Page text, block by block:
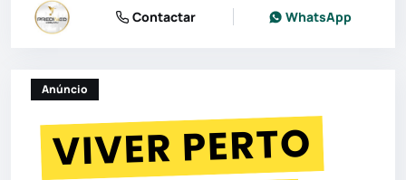
Contactar WhatsApp
Anúncio